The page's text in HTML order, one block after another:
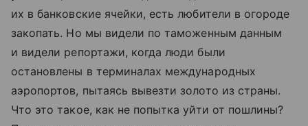
их в банковские ячейки, есть любители в огороде
закопать. Но мы видели по таможенным данным
и видели репортажи, когда люди были
остановлены в терминалах международных
аэропортов, пытаясь вывезти золото из страны.
Что это такое, как не попытка уйти от пошлины?